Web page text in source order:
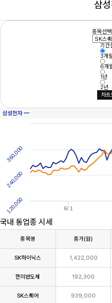
삼
종목선택
기간
3개
6개
1년
2년
차트
삼성전자 ━
6/ 1
120,000
240,000
360,000
국내 동업종 시세
종목명 종가(원)
SK하이닉스 1,422,000
한미반도체 192,300
SK스퀘어 939,000